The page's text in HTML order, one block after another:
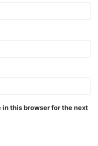
this browser for the next